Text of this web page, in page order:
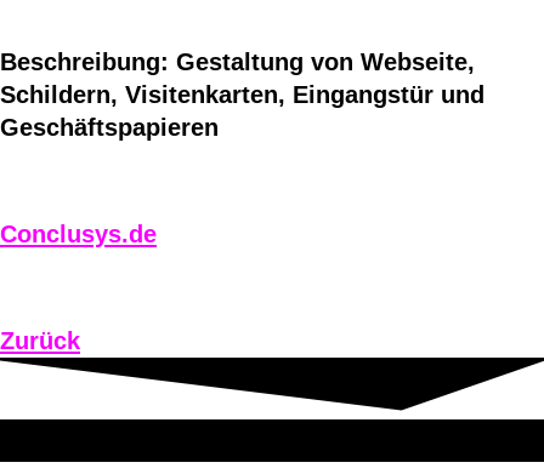
Beschreibung: Gestaltung von Webseite,
Schildern, Visitenkarten, Eingangstür und
Geschäftspapieren
Conclusys.de
Zurück